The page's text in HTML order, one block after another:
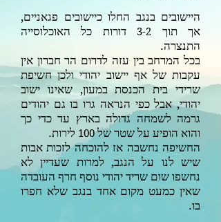
היישובים בנגב החלו כיישובים פגאניים,
אך תוך 3-2 דורות כל האוכלוסייה
התנצרה.
בכל המרחב בין עזה לדרום הר חברון אין
עקבות של אף יישוב יהודי ולכן חשיפת
שרידי בית הכנסת במעון, שאינו ישוב
יהודי, אבל כפי הנראה גרו בו גם יהודים
גרמה לשמחה גדולה בארץ עד כדי כך
והוא הופיע על שטר של100 לירות.
החשיפה נחשבה אז להוכחה לזכות אבות
שיש לנו על הנגב, למרות שעדיין לא
נחשפו שום שריד יהודי נוסף חרף העובדה
שאין כמעט מקום אחד בנגב שלא חפרו
בו.